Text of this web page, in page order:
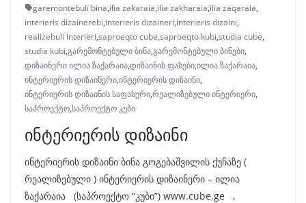
garemontebuli bina,ilia zakaraia,ilia zakharaia,ilia zaqaraia,
interieris dizainerebi,interieris dizaineri,interieris dizaini,
realizebuli interieri,saproeqto cube,saproeqto kubi,studia cube,
studia kubi,გარემონტებული ბინა,გარემონტებული ბინები,
დიზაინერი ილია ზაქარაია,დიზაინის ფასები,ილია ზაქარაია,
ინტერიერის დიზაინერი,ინტერიერის დიზაინი,
ინტერიერის დიზაინის საფასური,რეალიზებული ინტერიერი,
საპროექტო,საპროექტო კუბი
ინტერიერის დიზაინი
ინტერიერის დიზაინი ბინა გოგებაშვილის ქუჩაზე (
რეალიზებული ) ინტერიერის დიზაინერი – ილია
ზაქარაია (საპროექტო “კუბი”) www.cube.ge ,